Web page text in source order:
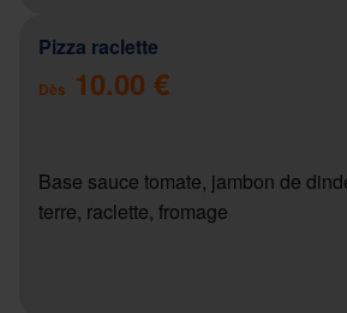
Pizza raclette
Dès 10.00 €
Base sauce tomate, jambon de
terre, raclette, fromage